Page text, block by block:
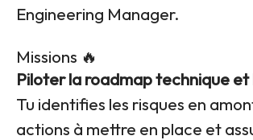
Engineering Manager.
Missions 🔥
Piloter la roadmap technique
Tu identifies les risques en
actions à mettre en place et